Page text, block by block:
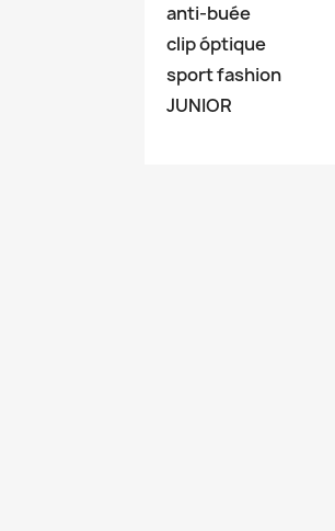
anti-buée
clip óptique
sport fashion
JUNIOR